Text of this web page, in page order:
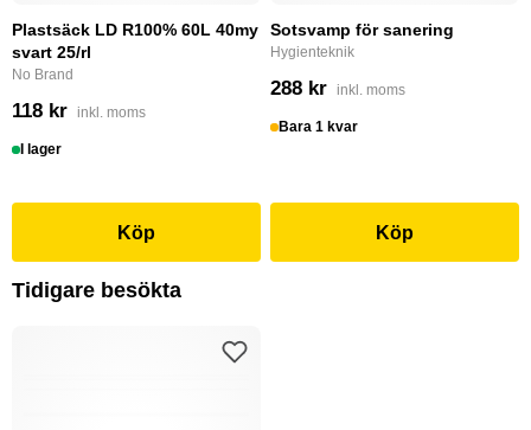
Plastsäck LD R100% 60L 40my
svart 25/rl
No Brand
118 kr inkl. moms
I lager
Köp
Sotsvamp för sanering
Hygienteknik
288 kr inkl. moms
Bara 1 kvar
Köp
Tidigare besökta